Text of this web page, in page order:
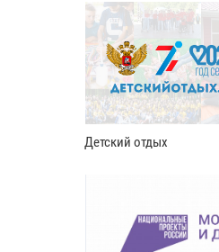
Детский отдых